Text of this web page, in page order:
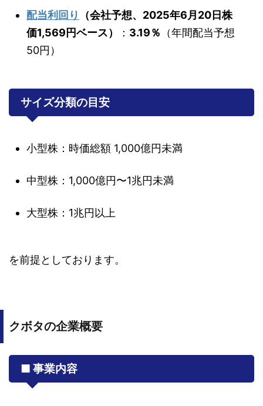
配当利回り
（会社予想、2025年6月20日株
価1,569円ベース）
： 3.19％ （年間配当予想
50円）
サイズ分類の目安
小型株：時価総額 1,000億円未満
中型株：1,000億円〜1兆円未満
大型株：1兆円以上
を前提としております。
クボタの企業概要
■ 事業内容